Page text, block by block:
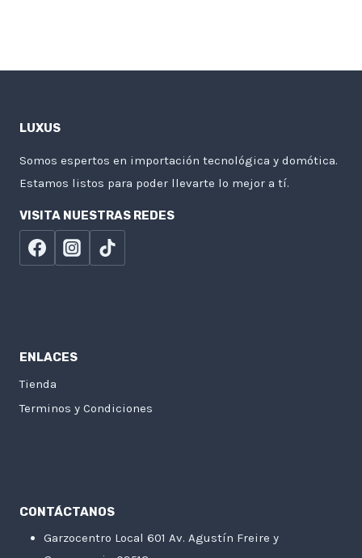
LUXUS
Somos espertos en importación tecnológica y domótica.
Estamos listos para poder llevarte lo mejor a tí.
VISITA NUESTRAS REDES
ENLACES
Tienda
Terminos y Condiciones
CONTÁCTANOS
Garzocentro Local 601 Av. Agustín Freire y